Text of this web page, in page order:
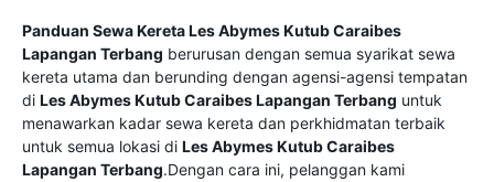
Panduan Sewa KeretaLes Abymes Kutub Caraibes
Lapangan Terbang berurusan dengan semua syarikat sewa
kereta utama dan berunding dengan agensi-agensi tempatan
di Les Abymes Kutub Caraibes Lapangan Terbang untuk
menawarkan kadar sewa kereta dan perkhidmatan terbaik
untuk semua lokasi di Les Abymes Kutub Caraibes
Lapangan Terbang.Dengan cara ini, pelanggan kami